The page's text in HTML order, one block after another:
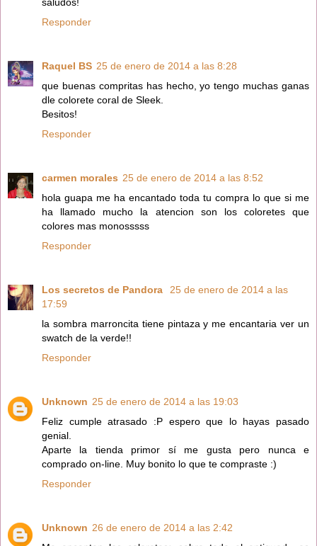
saludos!
Responder
Raquel BS 25 de enero de 2014 a las 8:28
que buenas compritas has hecho, yo tengo muchas ganas
dle colorete coral de Sleek.
Besitos!
Responder
carmen morales 25 de enero de 2014 a las 8:52
hola guapa me ha encantado toda tu compra lo que si me
ha llamado mucho la atencion son los coloretes que
colores mas monosssss
Responder
Los secretos de Pandora
25 de enero de 2014 a las
17:59
la sombra marroncita tiene pintaza y me encantaria ver un
swatch de la verde!!
Responder
Unknown 25 de enero de 2014 a las 19:03
Feliz cumple atrasado :P espero que lo hayas pasado
genial.
Aparte la tienda primor sí me gusta pero nunca e
comprado on-line. Muy bonito lo que te compraste :)
Responder
Unknown 26 de enero de 2014 a las 2:42